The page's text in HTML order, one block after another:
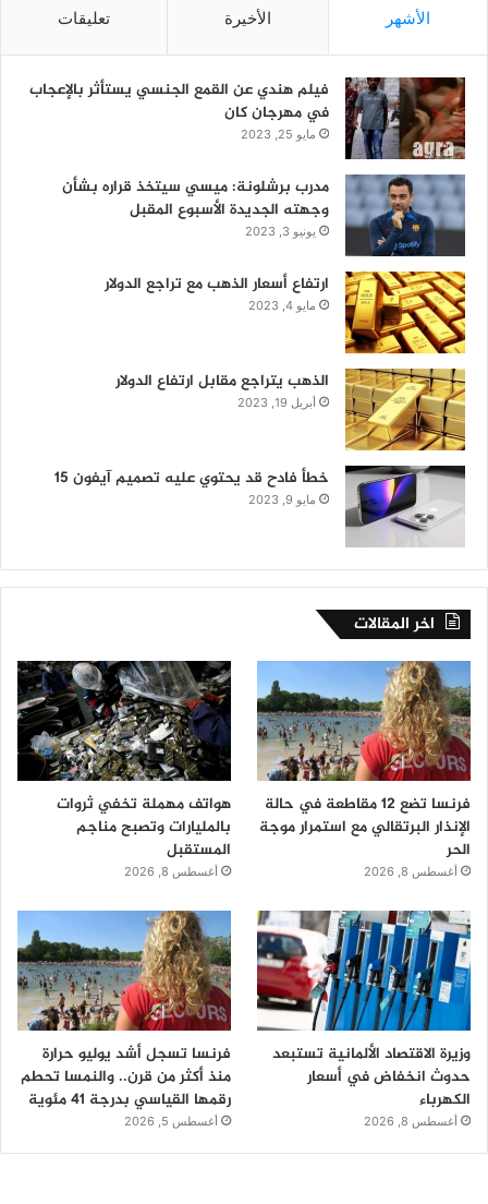
الأشهر الأخيرة تعليقات
فيلم هندي عن القمع الجنسي يستأثر بالإعجاب
في مهرجان كان
مايو 25, 2023
مدرب برشلونة: ميسي سيتخذ قراره بشأن
وجهته الجديدة الأسبوع المقبل
يونيو 3, 2023
ارتفاع أسعار الذهب مع تراجع الدولار
مايو 4, 2023
الذهب يتراجع مقابل ارتفاع الدولار
أبريل 19, 2023
خطأ فادح قد يحتوي عليه تصميم آيفون 15
مايو 9, 2023
اخر المقالات
فرنسا تضع 12 مقاطعة في حالة
الإنذار البرتقالي مع استمرار موجة
الحر
أغسطس 8, 2026
هواتف مهملة تخفي ثروات
بالمليارات وتصبح مناجم
المستقبل
أغسطس 8, 2026
وزيرة الاقتصاد الألمانية تستبعد
حدوث انخفاض في أسعار
الكهرباء
أغسطس 8, 2026
فرنسا تسجل أشد يوليو حرارة
منذ أكثر من قرن.. والنمسا تحطم
رقمها القياسي بدرجة 41 مئوية
أغسطس 5, 2026